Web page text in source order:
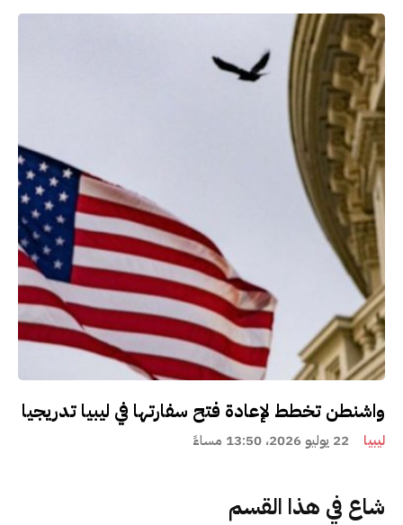
واشنطن تخطط لإعادة فتح سفارتها في ليبيا تدريجيا
ليبيا 22 يوليو 2026، 13:50 مساءً
شاع في هذا القسم